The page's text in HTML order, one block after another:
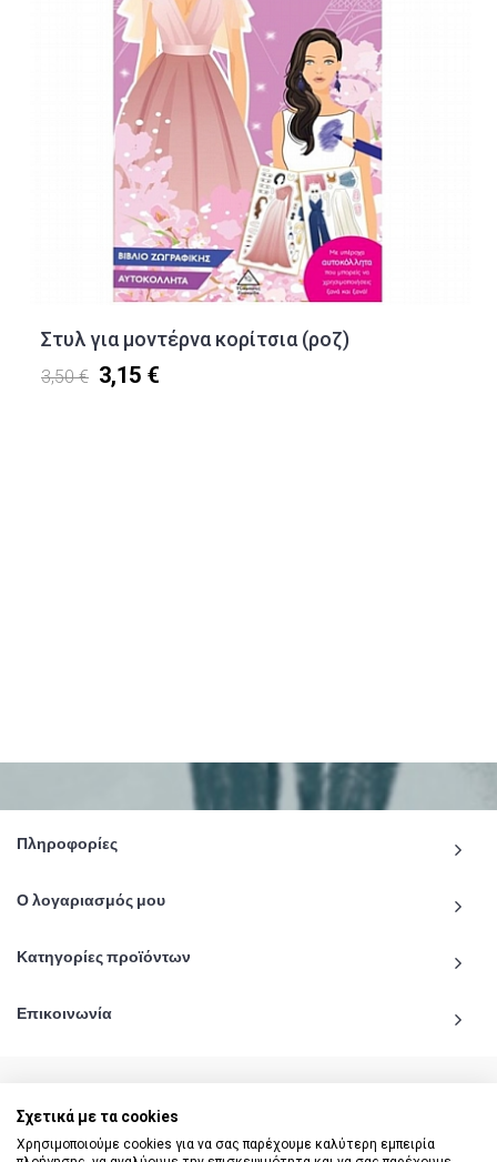
Στυλ για μοντέρνα κορίτσια (ροζ)
3,50 € 3,15 €
Πληροφορίες
Ο λογαριασμός μου
Κατηγορίες προϊόντων
Επικοινωνία
© 2020 - 2026 katiginetai.gr All Rights Reserved.
Σχετικά με τα cookies
Χρησιμοποιούμε cookies για να σας παρέχουμε καλύτερη εμπειρία